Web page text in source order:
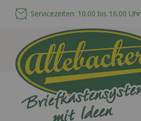
Servicezeiten: 10.00 bis 16.00 Uhr